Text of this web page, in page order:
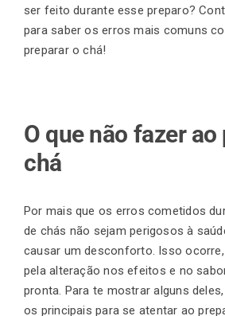
ser feito durante esse preparo?
para saber os erros mais comuns
preparar o chá!
O que não fazer
chá
Por mais que os erros cometidos
de chás não sejam perigosos à
causar um desconforto. Isso ocorre,
pela alteração nos efeitos e no
pronta. Para te mostrar alguns
os principais para se atentar ao